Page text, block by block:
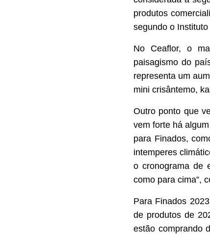
produtos
segundo o
No Ceaflor, o
paisagismo do
representa um
mini crisântemo,
Outro ponto que
vem forte há
para Finados,
intemperes
o cronograma de
como para cima”,
Para Finados
de produtos de
estão comprando